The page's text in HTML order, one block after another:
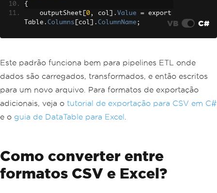
{
    outputSheet
0, col ]. Value = export
Table . Columns col ]. ColumnName ;
for
( int row 0 exportTable.Ro
{
int col = col
exportTabl
Count
{
        outputSheet
[ row +
// Save as CSV
outputWorkbook.SaveAsCsv ("output.csv"
VB C#
Este padrão funciona bem para pipelines ETL onde
dados são carregados, transformados, e então escritos
para um novo arquivo. Para formatos de exportação
adicionais, veja o tutorial de exportação para CSV em C#
e o guia de DataTable para Excel
Como converter entre
formatos CSV e Excel?